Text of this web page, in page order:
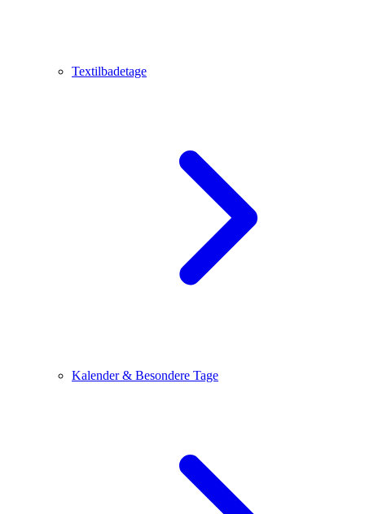
Textilbadetage
Kalender & Besondere Tage